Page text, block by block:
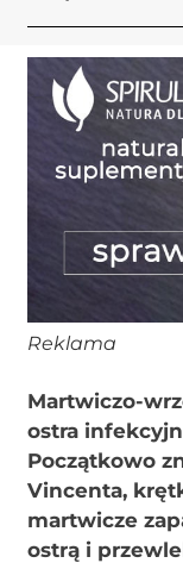
Reklama
Martwiczo-
ostra
Początkowo
Vincenta,
martwicze
ostrą i